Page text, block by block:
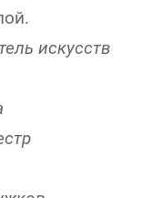
искусств